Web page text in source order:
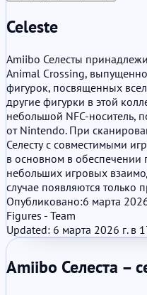
Celeste
Amiibo Селесты
Animal Crossing,
фигурок, посвященных
другие фигурки в этой
небольшой NFC-носитель,
от Nintendo. При
Селесту с совместимыми
в основном в обеспечении
небольших игровых
случае появляются только
Опубликовано:6 марта
Figures - Team
Updated: 6 марта 2026 г. в
Amiibo Селеста –